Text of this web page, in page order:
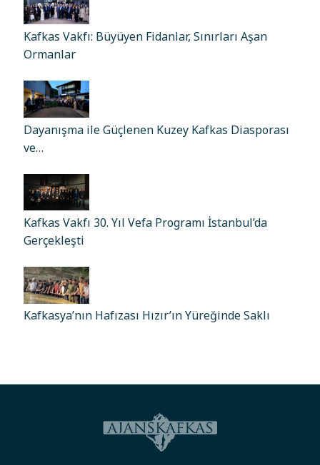
Kafkas Vakfı: Büyüyen Fidanlar, Sınırları Aşan
Ormanlar
Dayanışma ile Güçlenen Kuzey Kafkas Diasporası
ve…
Kafkas Vakfı 30. Yıl Vefa Programı İstanbul’da
Gerçekleşti
Kafkasya’nın Hafızası Hızır’ın Yüreğinde Saklı